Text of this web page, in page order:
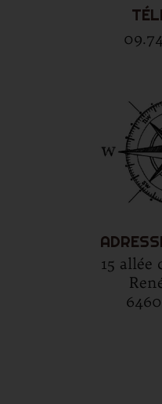
15 allée